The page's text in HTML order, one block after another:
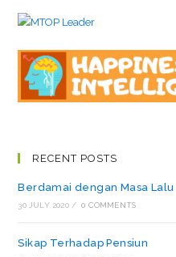
RECENT POSTS
Berdamai dengan Masa Lalu
30 JULY 2020 / 0 COMMENTS
Sikap Terhadap Pensiun